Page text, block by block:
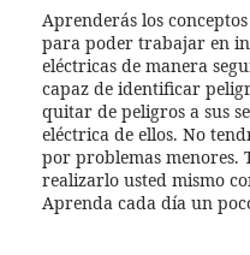
Aprenderás los
para poder trabajar en
eléctricas de manera
capaz de identificar
quitar de peligros a sus
eléctrica de ellos. No
por problemas menores.
realizarlo usted mismo
Aprenda cada día un